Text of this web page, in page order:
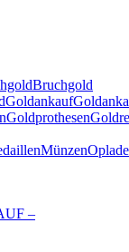
Bruchgold
Goldankauf
Goldprothesen
Münzen
–